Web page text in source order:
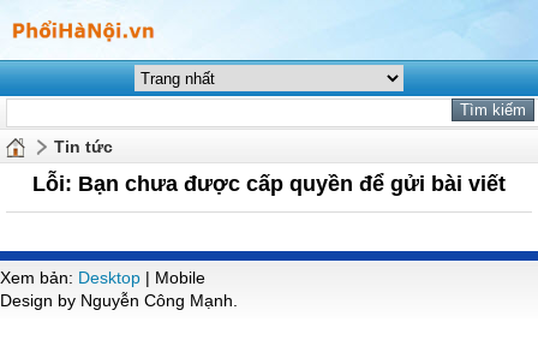
Tin tức
Lỗi: Bạn chưa được cấp quyền để gửi bài viết
Xem bản: Desktop | Mobile
Design by Nguyễn Công Mạnh.